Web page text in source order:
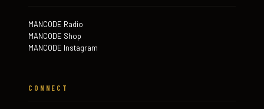
MANCODE Radio
MANCODE Shop
MANCODE Instagram
CONNECT